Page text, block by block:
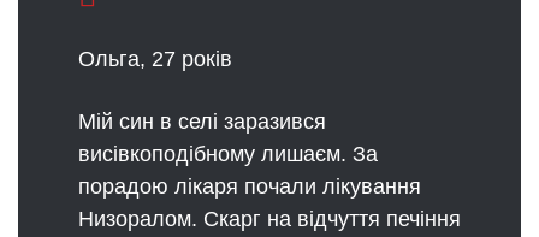
Ольга, 27 років
Мій син в селі заразився
висівкоподібному лишаєм. За
порадою лікаря почали лікування
Низоралом. Скарг на відчуття печіння